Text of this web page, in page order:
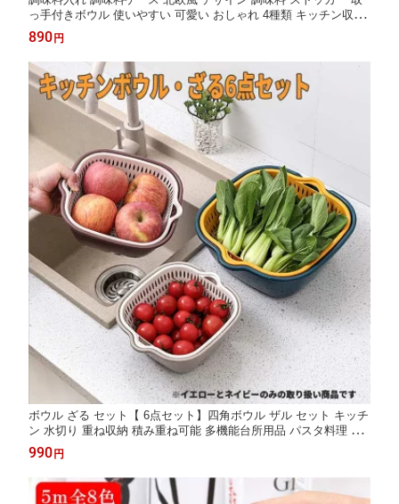
っ手付きボウル 使いやすい 可愛い おしゃれ 4種類 キッチン収納
調味料 台所用品 砂糖入れ 塩入れ スパイス 保存容器 容器 保管 ホ
ワイト ネイビー ピンク 防虫 防水 透明蓋 スプーン付 PP素材
890 円
ボウル ざる セット【 6点セット】四角ボウル ザル セット キッチ
ン 水切り 重ね収納 積み重ね可能 多機能台所用品 パスタ料理 果
物や野菜の洗浄 保管 便利 台所 一人暮らし キッチン用品 料理 水
洗い おしゃれ イエロー ネイビー 3サイズ 省スペース PP素材
990 円